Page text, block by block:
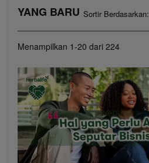
YANG BARU Sortir Berdasarkan:
Menampilkan 1-20 dari 224